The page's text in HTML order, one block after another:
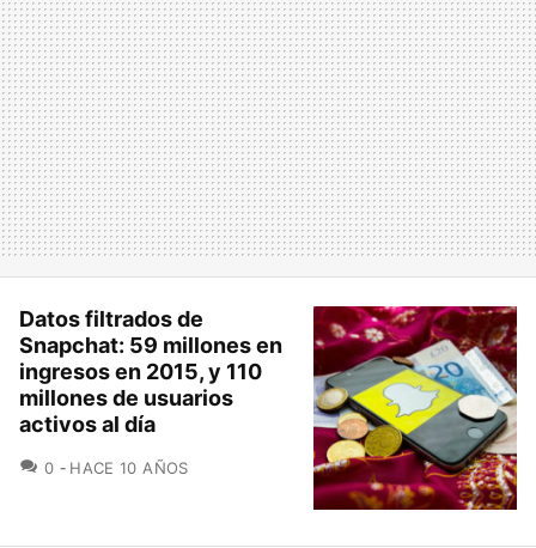
Datos filtrados de
Snapchat: 59 millones en
ingresos en 2015, y 110
millones de usuarios
activos al día
0 COMENTARIOS
HACE 10 AÑOS